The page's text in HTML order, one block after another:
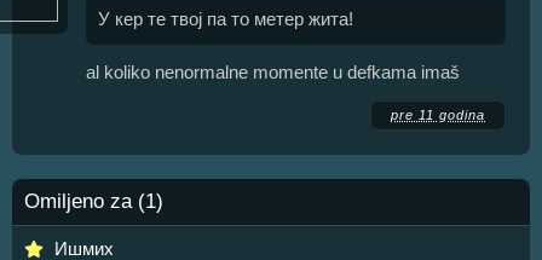
У кер те твој па то метер жита!
al koliko nenormalne momente u defkama imaš
pre 11 godina
Omiljeno za (1)
Ишмих